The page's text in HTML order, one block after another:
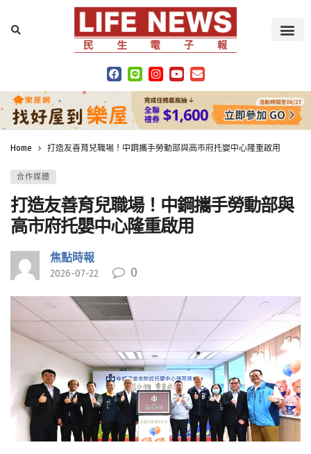
Home 打造友善育兒職場！中鋼攜手勞動部與高市府托嬰中心隆重啟用
合作媒體
打造友善育兒職場！中鋼攜手勞動部與
高市府托嬰中心隆重啟用
焦點時報
2026-07-22 0